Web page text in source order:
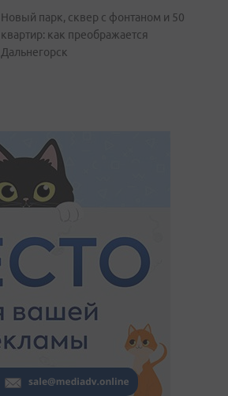
Новый парк, сквер с фонтаном и 50
квартир: как преображается
Дальнегорск